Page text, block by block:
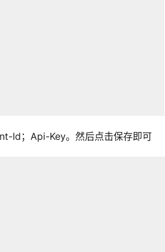
Id；Api-Key。然后点击保存即可